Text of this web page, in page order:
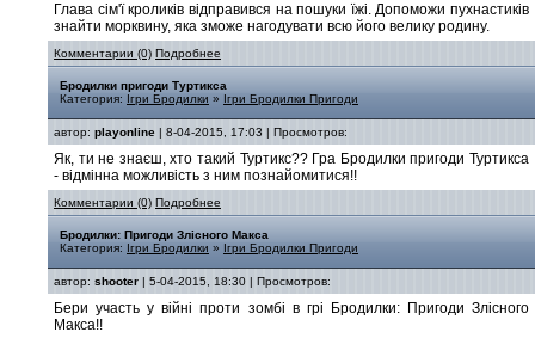
Глава сім'ї кроликів відправився на пошуки їжі. Допоможи пухнастиків
знайти морквину, яка зможе нагодувати всю його велику родину.
Комментарии (0) Подробнее
Бродилки пригоди Туртикса
Категория: Ігри Бродилки » Ігри Бродилки Пригоди
автор: playonline | 8-04-2015, 17:03 | Просмотров:
Як, ти не знаєш, хто такий Туртикс?? Гра Бродилки пригоди Туртикса
- відмінна можливість з ним познайомитися!!
Комментарии (0) Подробнее
Бродилки: Пригоди Злісного Макса
Категория: Ігри Бродилки » Ігри Бродилки Пригоди
автор: shooter | 5-04-2015, 18:30 | Просмотров:
Бери участь у війні проти зомбі в грі Бродилки: Пригоди Злісного
Макса!!